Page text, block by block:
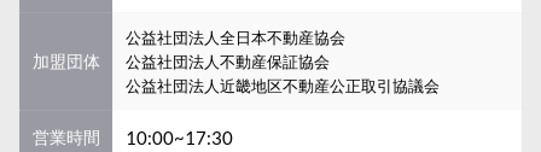
加盟団体
公益社団法人全日本不動産協会
公益社団法人不動産保証協会
公益社団法人近畿地区不動産公正取引協議会
営業時間 10:00~17:30